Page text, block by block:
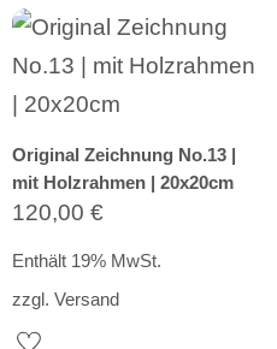
Original Zeichnung No.13 |
mit Holzrahmen | 20x20cm
120,00 €
Enthält 19% MwSt.
zzgl. Versand